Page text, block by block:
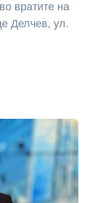
вратите на
Делчев, ул.